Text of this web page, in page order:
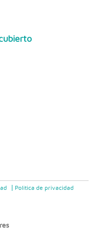
Politica de privacidad